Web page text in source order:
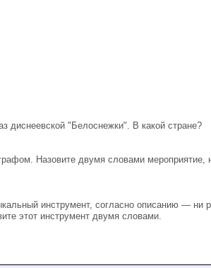
диснеевской "Белоснежки". В какой стране?
Назовите двумя словами мероприятие,
инструмент, согласно описанию — ни
этот инструмент двумя словами.